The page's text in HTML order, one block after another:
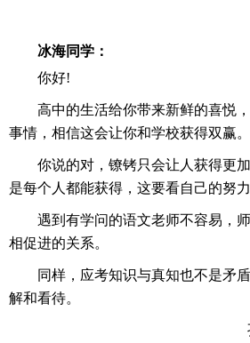
冰
冰海同学：
你好!
高中的生活给你带来新鲜的喜悦，
事情，相信这会让你和学校获得双赢。
你说的对，镣铐只会让人获得更加
是每个人都能获得，这要看自己的努力
遇到有学问的语文老师不容易，师
相促进的关系。
同样，应考知识与真知也不是矛盾
解和看待。
孔